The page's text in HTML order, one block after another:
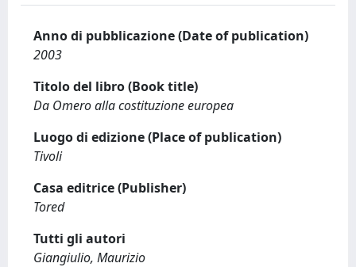
Anno di pubblicazione (Date of publication)
2003
Titolo del libro (Book title)
Da Omero alla costituzione europea
Luogo di edizione (Place of publication)
Tivoli
Casa editrice (Publisher)
Tored
Tutti gli autori
Giangiulio, Maurizio